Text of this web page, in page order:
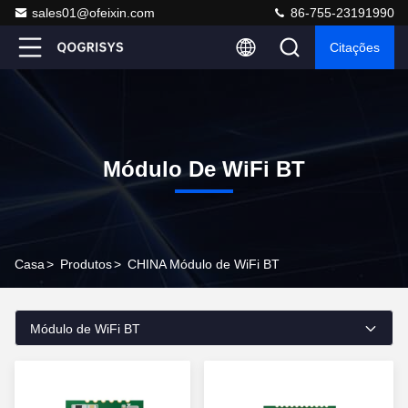
sales01@ofeixin.com 86-755-23191990
Citações
Módulo De WiFi BT
Casa> Produtos> CHINA Módulo de WiFi BT
Módulo de WiFi BT